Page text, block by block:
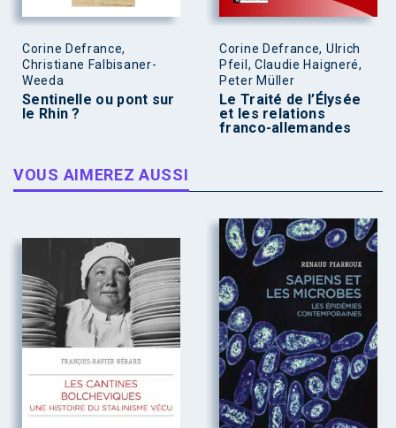
Corine Defrance,
Christiane Falbisaner-
Weeda
Sentinelle ou pont sur
le Rhin ?
Corine Defrance, Ulrich
Pfeil, Claudie Haigneré,
Peter Müller
Le Traité de l’Élysée
et les relations
franco-allemandes
VOUS AIMEREZ AUSSI